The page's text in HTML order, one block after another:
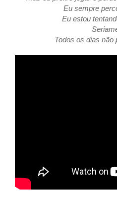
Eu sempre
Eu estou
Todos os dias não